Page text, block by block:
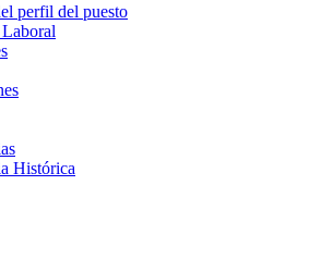
perfil del puesto
Histórica